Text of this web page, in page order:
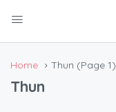
Home Thun (Page 1)
Thun